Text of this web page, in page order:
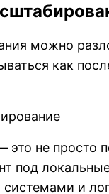
можно
как
не просто
под
и